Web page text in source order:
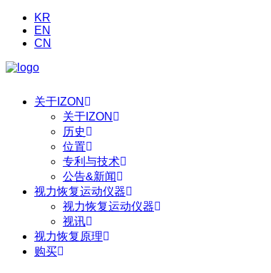
KR
EN
CN
关于IZON
关于IZON
历史
位置
专利与技术
公告&新闻
视力恢复运动仪器
视力恢复运动仪器
视讯
视力恢复原理
购买